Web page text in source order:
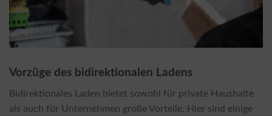
Vorzüge des bidirektionalen Ladens
Bidirektionales Laden bietet sowohl für private Haushalte
als auch für Unternehmen große Vorteile. Hier sind einige